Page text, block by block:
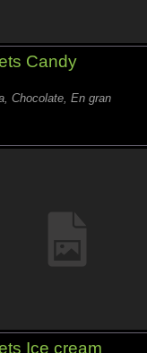
Candy
Chocolate, En gran
Ice cream